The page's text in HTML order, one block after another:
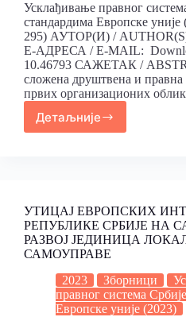
Усклађивање правног
стандардима Европске уније
295) АУТОР(И) /
Е-АДРЕСА / E-MAIL:
10.46793 САЖЕТАК /
сложена друштвена и правна
првих организационих
Детаљније
УТИЦАЈ ЕВРОПСКИХ
РЕПУБЛИКЕ СРБИЈЕ НА
РАЗВОЈ ЈЕДИНИЦА
САМОУПРАВЕ
2023
Зборници
правног система
Европске уније (2023)